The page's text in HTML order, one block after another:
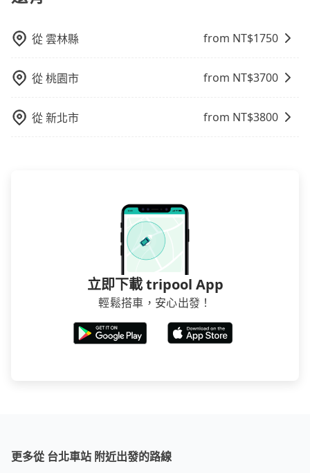
從雲林縣 from NT$1750
從桃園市 from NT$3700
從新北市 from NT$3800
立即下載 tripool App
輕鬆搭車，安心出發！
更多從 台北車站 附近出發的路線